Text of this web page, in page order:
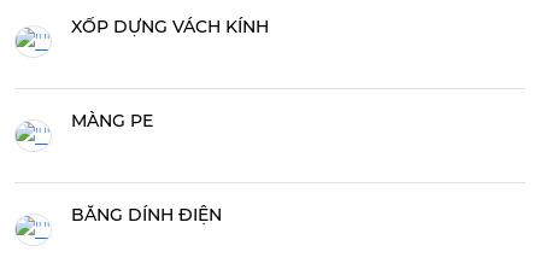
XỐP DỰNG VÁCH KÍNH
MÀNG PE
BĂNG DÍNH ĐIỆN